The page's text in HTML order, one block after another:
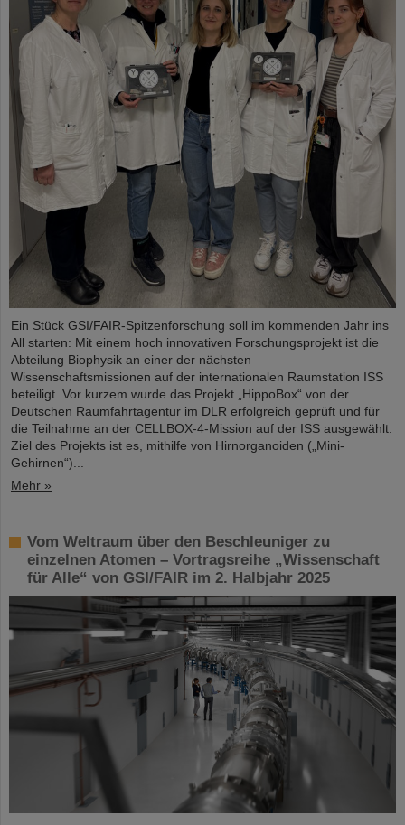
Ein Stück GSI/FAIR-Spitzenforschung soll im kommenden Jahr ins
All starten: Mit einem hoch innovativen Forschungsprojekt ist die
Abteilung Biophysik an einer der nächsten
Wissenschaftsmissionen auf der internationalen Raumstation ISS
beteiligt. Vor kurzem wurde das Projekt „HippoBox“ von der
Deutschen Raumfahrtagentur im DLR erfolgreich geprüft und für
die Teilnahme an der CELLBOX-4-Mission auf der ISS ausgewählt.
Ziel des Projekts ist es, mithilfe von Hirnorganoiden („Mini-
Gehirnen“)...
Mehr »
Vom Weltraum über den Beschleuniger zu
einzelnen Atomen – Vortragsreihe „Wissenschaft
für Alle“ von GSI/FAIR im 2. Halbjahr 2025